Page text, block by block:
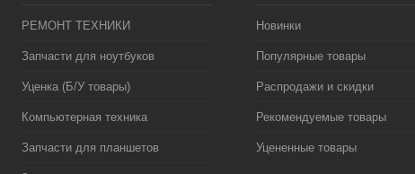
РЕМОНТ ТЕХНИКИ
Запчасти для ноутбуков
Уценка (Б/У товары)
Компьютерная техника
Запчасти для планшетов
Новинки
Популярные товары
Распродажи и скидки
Рекомендуемые товары
Уцененные товары